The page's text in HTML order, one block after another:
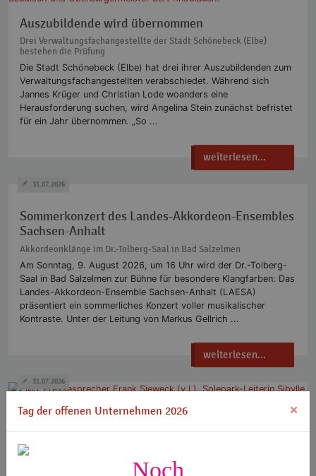
Auszubildende wird übernommen
Drei Verwaltungsfachangestellte der Stadt Schönebeck (Elbe)
bestehen die Prüfung
Die Stadt Schönebeck (Elbe) hat drei ihrer Auszubildenden zum
Verwaltungsfachangestellten verabschiedet. Während sich
Jannes Krüger und Christian Lode woanders eine
Herausforderung suchen, wird Angelina Stein zunächst befristet
für ein Jahr übernommen. „So ...
weiterlesen...
Sommerkonzert des Landes-Akkordeon-Ensembles
Sachsen-Anhalt
Akkordeonklänge im Dr.-Tolberg-Saal in Bad Salzelmen
Am Sonntag, 9. August 2026, um 16 Uhr wird der Dr.-Tolberg-
Saal in Bad Salzelmen zur Bühne für besondere Klangfarben: Das
Landes-Akkordeon-Ensemble Sachsen-Anhalt (LAESA)
präsentiert ein sommerliches Konzert voller musikalischer
Kontraste. Unter der Leitung von Markus Gellrich ...
weiterlesen...
31.07.2026
Mufasa - Der König der Löwen
Beste Familien-Unterhaltung beim Kult-Kino von EMS am 28. August
31.07.2026
Tag der offenen Unternehmen 2026 ×
Noch